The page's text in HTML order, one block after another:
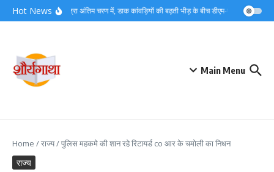
Skip to content
Hot Newsकांवड़ यात्रा अंतिम चरण में, डाक कांवड़ियों की बढ़ती भीड़ के बीच डीएम-एसएसपी ने संभाला
Main Menu
Home /राज्य/पुलिस महकमे की शान रहे रिटायर्ड co आर के चमोली का निधन
राज्य